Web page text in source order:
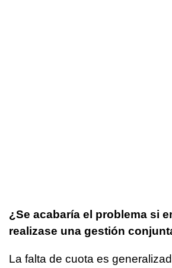
¿Se acabaría el problema si
realizase una gestión
La falta de cuota es